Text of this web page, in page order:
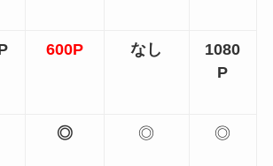
600P なし
1080
P
◎ ◎ ◎